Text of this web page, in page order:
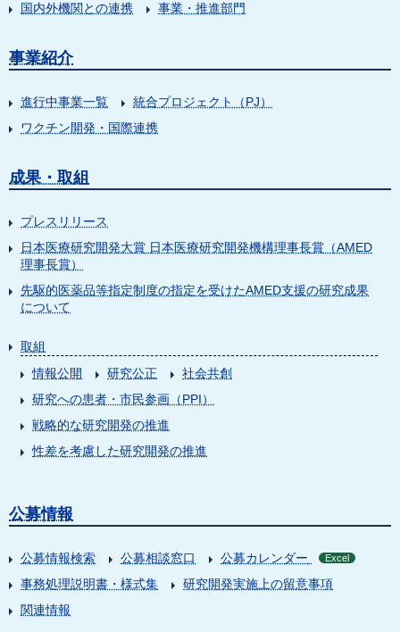
国内外機関との連携
事業・推進部門
事業紹介
進行中事業一覧
統合プロジェクト（PJ）
ワクチン開発・国際連携
成果・取組
プレスリリース
日本医療研究開発大賞 日本医療研究開発機構理事長賞（AMED
理事長賞）
先駆的医薬品等指定制度の指定を受けたAMED支援の研究成果
について
取組
情報公開
研究公正
社会共創
研究への患者・市民参画（PPI）
戦略的な研究開発の推進
性差を考慮した研究開発の推進
公募情報
公募情報検索 公募相談窓口 公募カレンダー Excel
事務処理説明書・様式集
研究開発実施上の留意事項
関連情報